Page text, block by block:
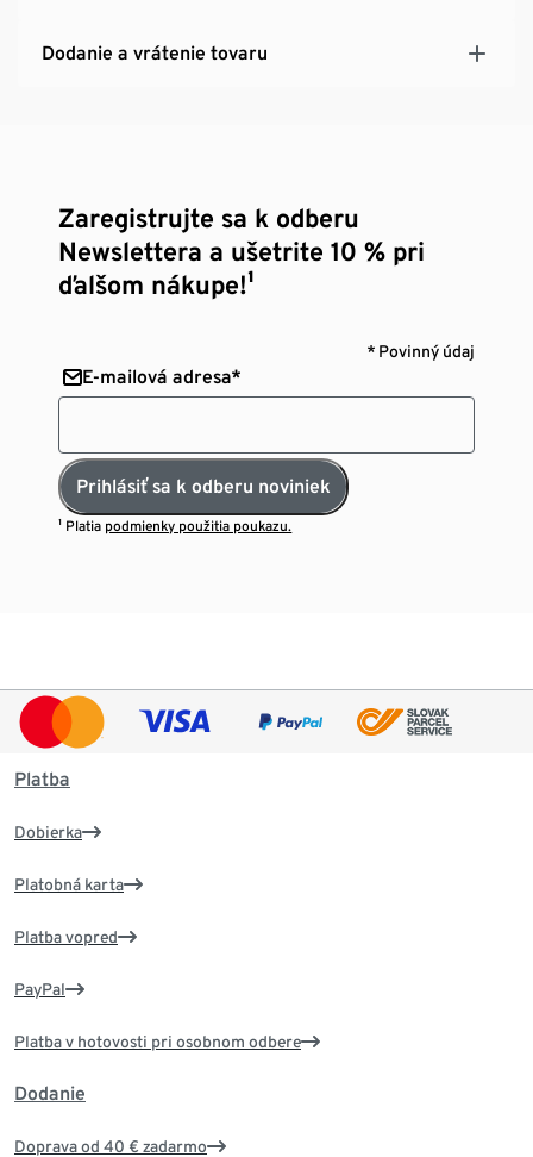
Dodanie a vrátenie tovaru
Zaregistrujte sa k odberu
Newslettera a ušetrite 10 % pri
ďalšom nákupe!¹
* Povinný údaj
E-mailová adresa*
Prihlásiť sa k odberu noviniek
¹ Platia podmienky použitia poukazu.
Platba
Dobierka
Platobná karta
Platba vopred
PayPal
Platba v hotovosti pri osobnom odbere
Dodanie
Doprava od 40 € zadarmo